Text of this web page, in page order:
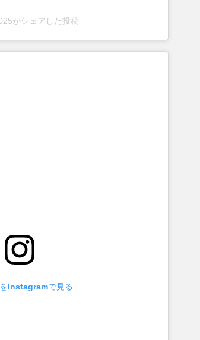
がシェアした投稿
Instagramで見る